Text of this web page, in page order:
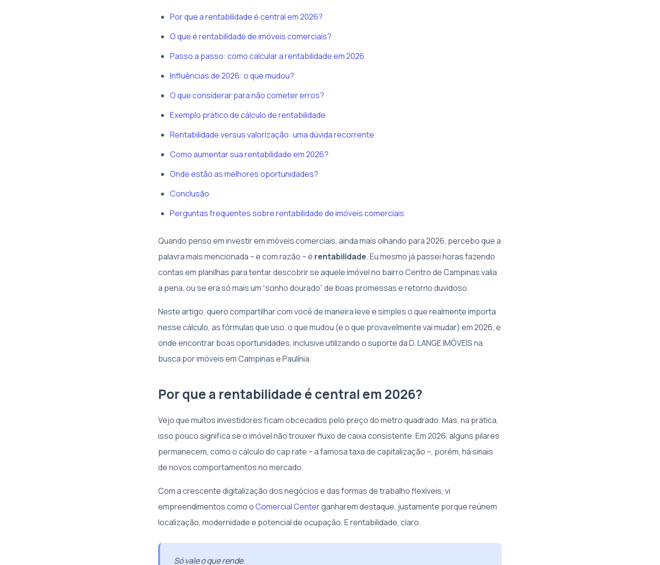
Por que a rentabilidade é central em 2026?
O que é rentabilidade de imóveis comerciais?
Passo a passo: como calcular a rentabilidade em 2026
Influências de 2026: o que mudou?
O que considerar para não cometer erros?
Exemplo prático de cálculo de rentabilidade
Rentabilidade versus valorização: uma dúvida recorrente
Como aumentar sua rentabilidade em 2026?
Onde estão as melhores oportunidades?
Conclusão
Perguntas frequentes sobre rentabilidade de imóveis comerciais
Quando penso em investir em imóveis comerciais, ainda mais olhando para 2026, percebo que a
palavra mais mencionada – e com razão – é rentabilidade. Eu mesmo já passei horas fazendo
contas em planilhas para tentar descobrir se aquele imóvel no bairro Centro de Campinas valia
a pena, ou se era só mais um “sonho dourado” de boas promessas e retorno duvidoso.
Neste artigo, quero compartilhar com você de maneira leve e simples o que realmente importa
nesse cálculo, as fórmulas que uso, o que mudou (e o que provavelmente vai mudar) em 2026, e
onde encontrar boas oportunidades, inclusive utilizando o suporte da D. LANGE IMÓVEIS na
busca por imóveis em Campinas e Paulínia.
Por que a rentabilidade é central em 2026?
Vejo que muitos investidores ficam obcecados pelo preço do metro quadrado. Mas, na prática,
isso pouco significa se o imóvel não trouxer fluxo de caixa consistente. Em 2026, alguns pilares
permanecem, como o cálculo do cap rate – a famosa taxa de capitalização –, porém, há sinais
de novos comportamentos no mercado.
Com a crescente digitalização dos negócios e das formas de trabalho flexíveis, vi
empreendimentos como oComercial Centerganharem destaque, justamente porque reúnem
localização, modernidade e potencial de ocupação. E rentabilidade, claro.
Só vale o que rende.